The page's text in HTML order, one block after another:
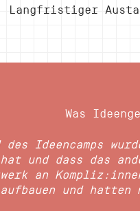
Langfristiger
Was
des Ideencamps
und dass das
an
aufbauen und